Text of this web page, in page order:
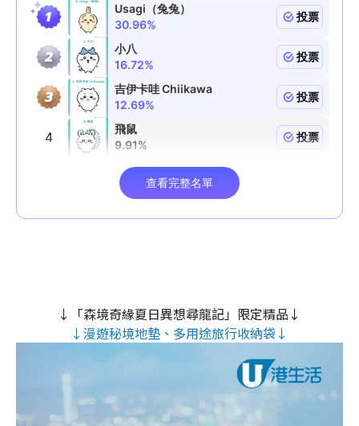
↓「森境奇緣夏日異想尋龍記」限定精品↓
↓漫遊秘境地墊、多用途旅行收納袋↓